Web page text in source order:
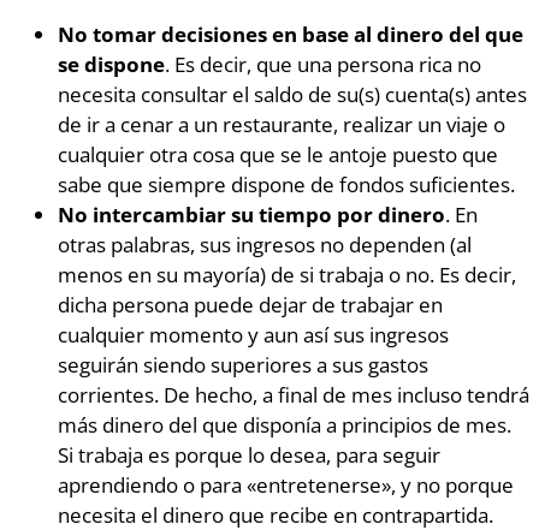
No tomar decisiones en base al dinero del que
se dispone. Es decir, que una persona rica no
necesita consultar el saldo de su(s) cuenta(s) antes
de ir a cenar a un restaurante, realizar un viaje o
cualquier otra cosa que se le antoje puesto que
sabe que siempre dispone de fondos suficientes.
No intercambiar su tiempo por dinero. En
otras palabras, sus ingresos no dependen (al
menos en su mayoría) de si trabaja o no. Es decir,
dicha persona puede dejar de trabajar en
cualquier momento y aun así sus ingresos
seguirán siendo superiores a sus gastos
corrientes. De hecho, a final de mes incluso tendrá
más dinero del que disponía a principios de mes.
Si trabaja es porque lo desea, para seguir
aprendiendo o para «entretenerse», y no porque
necesita el dinero que recibe en contrapartida.